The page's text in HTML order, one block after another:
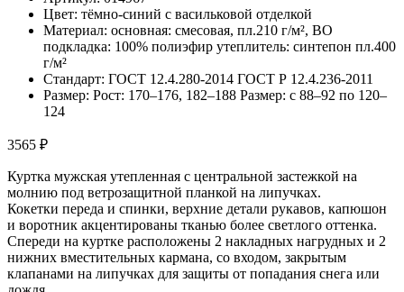
Цвет: тёмно-синий с васильковой отделкой
Материал: основная: смесовая, пл.210 г/м², ВО
подкладка: 100% полиэфир утеплитель: синтепон пл.400
г/м²
Стандарт: ГОСТ 12.4.280-2014 ГОСТ Р 12.4.236-2011
Размер: Рост: 170–176, 182–188 Размер: с 88–92 по 120–
124
3565 ₽
Куртка мужская утепленная с центральной застежкой на
молнию под ветрозащитной планкой на липучках.
Кокетки переда и спинки, верхние детали рукавов, капюшон
и воротник акцентированы тканью более светлого оттенка.
Спереди на куртке расположены 2 накладных нагрудных и 2
нижних вместительных кармана, со входом, закрытым
клапанами на липучках для защиты от попадания снега или